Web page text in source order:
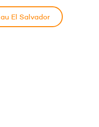
El Salvador